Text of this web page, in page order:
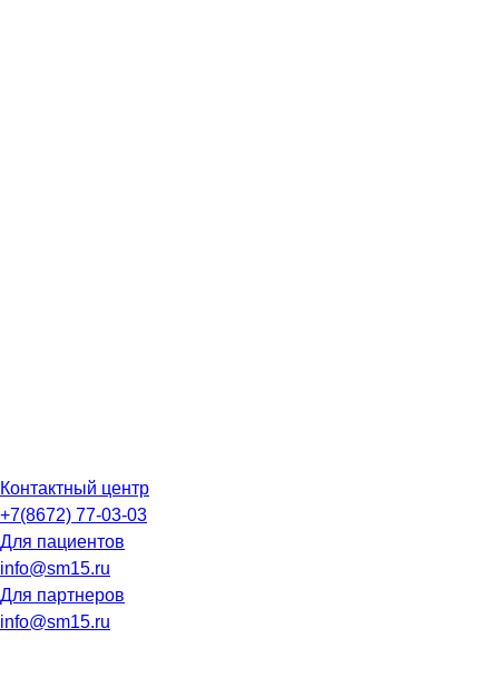
Контактный центр
+7(8672) 77-03-03
Для пациентов
info@sm15.ru
Для партнеров
info@sm15.ru